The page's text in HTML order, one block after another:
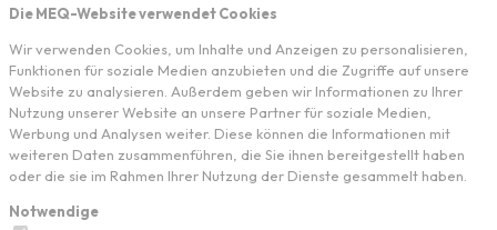
Die MEQ-Website verwendet Cookies
Wir verwenden Cookies, um Inhalte und Anzeigen zu personalisieren,
Funktionen für soziale Medien anzubieten und die Zugriffe auf unsere
Website zu analysieren. Außerdem geben wir Informationen zu Ihrer
Nutzung unserer Website an unsere Partner für soziale Medien,
Werbung und Analysen weiter. Diese können die Informationen mit
weiteren Daten zusammenführen, die Sie ihnen bereitgestellt haben
oder die sie im Rahmen Ihrer Nutzung der Dienste gesammelt haben.
Notwendige